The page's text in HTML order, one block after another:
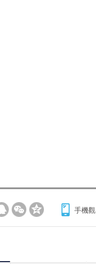
手機